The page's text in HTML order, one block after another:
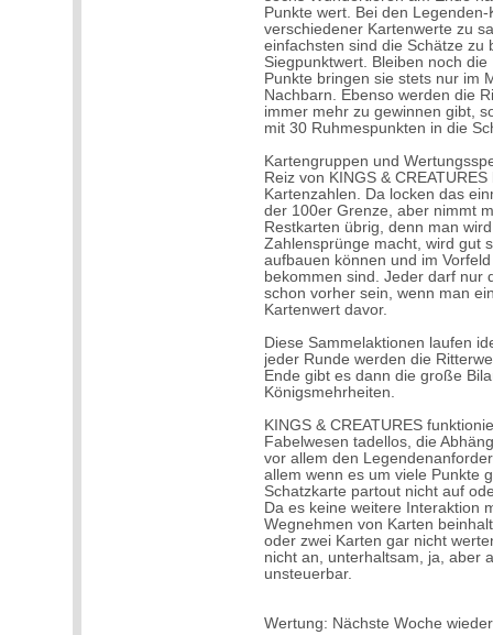
Punkte wert. Bei den
verschiedener Kartenwerte zu
einfachsten sind die Schätze
Siegpunktwert. Bleiben noch
Punkte bringen sie stets nur im
Nachbarn. Ebenso werden die
immer mehr zu gewinnen gibt,
mit 30 Ruhmespunkten in die
Kartengruppen und
Reiz von KINGS &
Kartenzahlen. Da locken das
der 100er Grenze, aber nimmt
Restkarten übrig, denn man
Zahlensprünge macht, wird gut
aufbauen können und im
bekommen sind. Jeder darf nur
schon vorher sein, wenn man
Kartenwert davor.
Diese Sammelaktionen laufen
jeder Runde werden die
Ende gibt es dann die große
Königsmehrheiten.
KINGS & CREATURES
Fabelwesen tadellos, die
vor allem den
allem wenn es um viele Punkte
Schatzkarte partout nicht auf
Da es keine weitere Interaktion
Wegnehmen von Karten
oder zwei Karten gar nicht
nicht an, unterhaltsam, ja, aber
unsteuerbar.
Wertung: Nächste Woche wieder